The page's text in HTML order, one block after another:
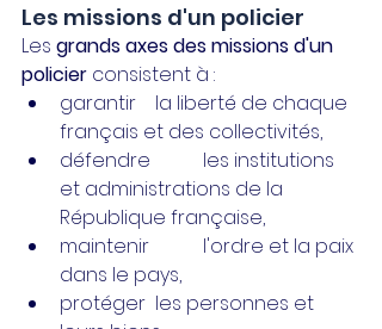
Les missions d'un policier
Les grands axes des missions d'un
policier consistent à :
garantir 	la liberté de chaque
français et des collectivités,
défendre 	les institutions
et administrations de la
République française,
maintenir 	l'ordre et la paix
dans le pays,
protéger 	les personnes et